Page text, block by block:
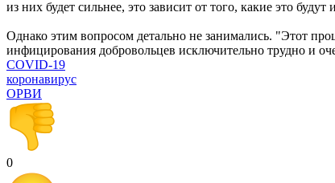
из них будет сильнее, это зависит от того, какие это
Однако этим вопросом детально не занимались. "Этот
инфицирования добровольцев исключительно трудно и
COVID-19
коронавирус
ОРВИ
0